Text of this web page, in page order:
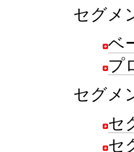
セグメ
ベ
プ
セグメ
セ
セ